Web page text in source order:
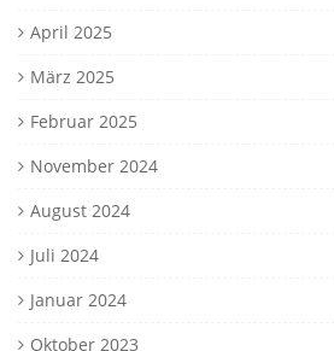
April 2025
März 2025
Februar 2025
November 2024
August 2024
Juli 2024
Januar 2024
Oktober 2023